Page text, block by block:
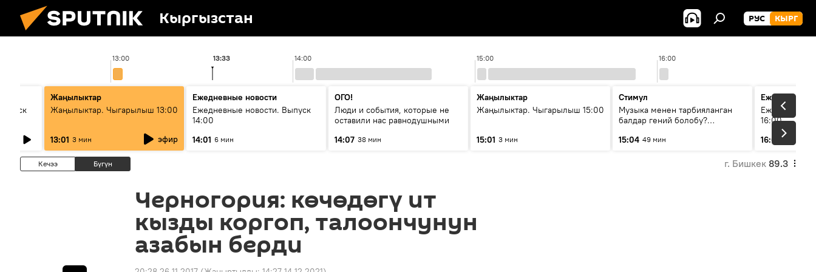
Кыргызстан РУС КЫРГ
13:00 14:00 15:00 16:00
13:33
Жаңылыктар
Жаңылыктар. Чыгарылыш 13:00
13:01 3 мин эфир
Ежедневные новости
Ежедневные новости. Выпуск
14:00
14:01 6 мин
ОГО!
Люди и события, которые не
оставили нас равнодушными
14:07 38 мин
Жаңылыктар
Жаңылыктар. Чыгарылыш 15:00
15:01 3 мин
Стимул
Музыка менен тарбияланган
балдар гений болобу?
музыканын орду
15:04 49 мин
Ежедневные
Ежедневные
16:00
16:01
3 мин
Кечээ Бүгүн г. Бишкек 89.3
Черногория: көчөдөгү ит
кызды коргоп, талоончунун
азабын берди